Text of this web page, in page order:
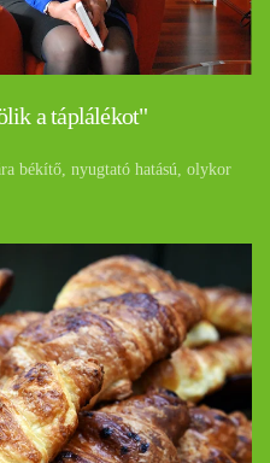
a táplálékot"
békítő, nyugtató hatású, olykor